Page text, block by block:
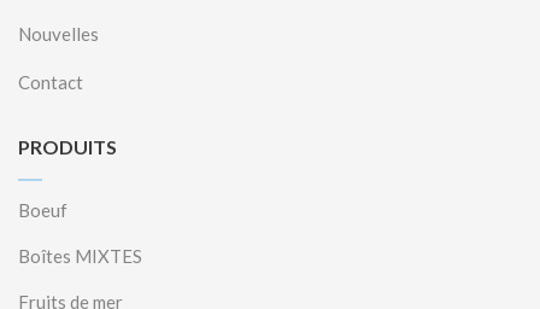
Nouvelles
Contact
PRODUITS
Boeuf
Boîtes MIXTES
Fruits de mer